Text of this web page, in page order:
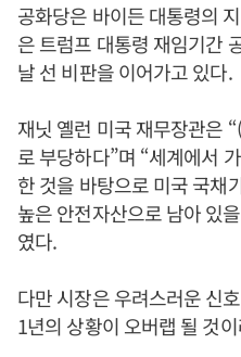
공화당은 바이든 대통령의
은 트럼프 대통령 재임기간
날 선 비판을 이어가고 있다.
재닛 옐런 미국 재무장관은
로 부당하다”며 “세계에서
한 것을 바탕으로 미국 국채
높은 안전자산으로 남아 있
였다.
다만 시장은 우려스러운 신
1년의 상황이 오버랩 될 것